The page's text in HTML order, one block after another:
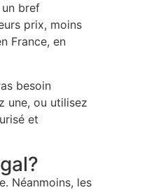
bref
prix, moins
France, en
besoin
une, ou utilisez
et
Néanmoins, les